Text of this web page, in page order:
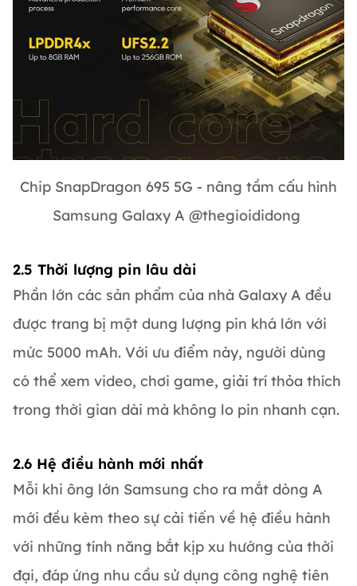
Chip SnapDragon 695 5G - nâng tầm cấu hình
Samsung Galaxy A @thegioididong
2.5 Thời lượng pin lâu dài
Phần lớn các sản phẩm của nhà Galaxy A đều
được trang bị một dung lượng pin khá lớn với
mức 5000 mAh. Với ưu điểm này, người dùng
có thể xem video, chơi game, giải trí thỏa thích
trong thời gian dài mà không lo pin nhanh cạn.
2.6 Hệ điều hành mới nhất
Mỗi khi ông lớn Samsung cho ra mắt dòng A
mới đều kèm theo sự cải tiến về hệ điều hành
với những tính năng bắt kịp xu hướng của thời
đại, đáp ứng nhu cầu sử dụng công nghệ tiên